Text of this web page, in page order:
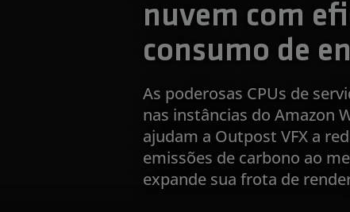
nuvem com
consumo de
As poderosas CPUs de
nas instâncias do Amazon
ajudam a Outpost VFX a
emissões de carbono ao
expande sua frota de